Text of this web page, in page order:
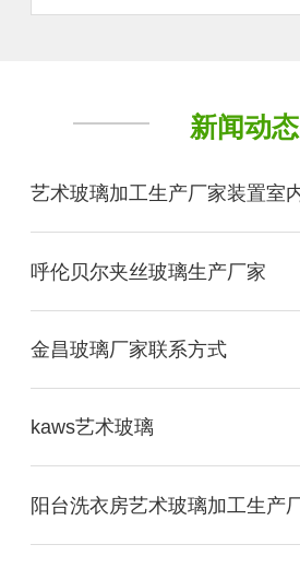
新闻动态
呼伦贝尔夹丝玻璃生产厂家
金昌玻璃厂家联系方式
kaws艺术玻璃